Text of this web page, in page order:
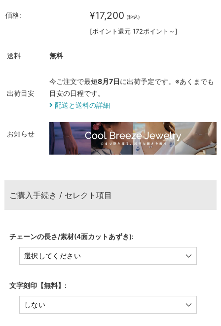
価格: ¥17,200 (税込)
[ポイント還元 172ポイント～]
送料 無料
出荷目安
今ご注文で最短8月7日に出荷予定です。※あくまでも
目安の日程です。
配送と送料の詳細
お知らせ
ご購入手続き / セレクト項目
チェーンの長さ/素材(4面カットあずき):
文字刻印【無料】: